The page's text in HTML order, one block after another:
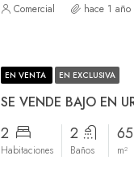
Comercial
hace 1 año
EN VENTA EN EXCLUSIVA
2
Habitaciones
2
Baños
65
m²